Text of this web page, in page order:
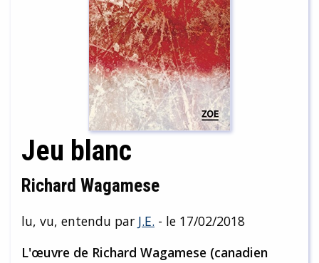
Jeu blanc
Richard Wagamese
lu, vu, entendu par J.E. - le 17/02/2018
L'œuvre de Richard Wagamese (canadien